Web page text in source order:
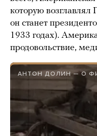
которую возглавлял
он станет
1933 годах).
продовольствие,
АНТОН ДОЛИН — О